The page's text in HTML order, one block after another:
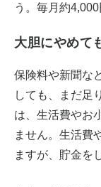
う。毎月約
大胆にやめて
保険料や新聞な
しても、まだ足
は、生活費やお
ません。生活費
ますが、貯金を